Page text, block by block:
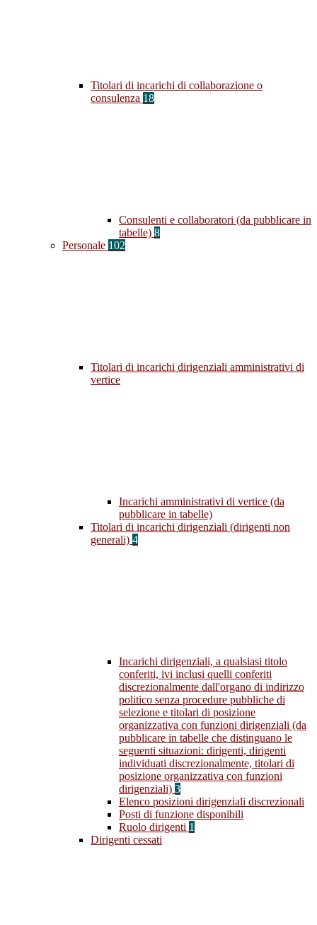
Titolari di incarichi di collaborazione o
consulenza 18
Consulenti e collaboratori (da pubblicare in
tabelle) 8
Personale 102
Titolari di incarichi dirigenziali amministrativi di
vertice
Incarichi amministrativi di vertice (da
pubblicare in tabelle)
Titolari di incarichi dirigenziali (dirigenti non
generali) 4
Incarichi dirigenziali, a qualsiasi titolo
conferiti, ivi inclusi quelli conferiti
discrezionalmente dall'organo di indirizzo
politico senza procedure pubbliche di
selezione e titolari di posizione
organizzativa con funzioni dirigenziali (da
pubblicare in tabelle che distinguano le
seguenti situazioni: dirigenti, dirigenti
individuati discrezionalmente, titolari di
posizione organizzativa con funzioni
dirigenziali) 3
Elenco posizioni dirigenziali discrezionali
Posti di funzione disponibili
Ruolo dirigenti 1
Dirigenti cessati